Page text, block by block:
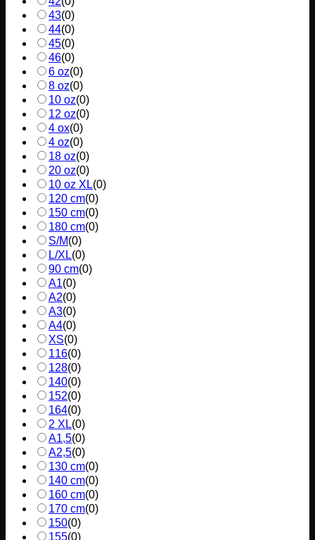
43(0)
44(0)
45(0)
46(0)
6 oz(0)
8 oz(0)
10 oz(0)
12 oz(0)
4 ox(0)
4 oz(0)
18 oz(0)
20 oz(0)
10 oz XL(0)
120 cm(0)
150 cm(0)
180 cm(0)
S/M(0)
L/XL(0)
90 cm(0)
A1(0)
A2(0)
A3(0)
A4(0)
XS(0)
116(0)
128(0)
140(0)
152(0)
164(0)
2 XL(0)
A1,5(0)
A2,5(0)
130 cm(0)
140 cm(0)
160 cm(0)
170 cm(0)
150(0)
155(0)